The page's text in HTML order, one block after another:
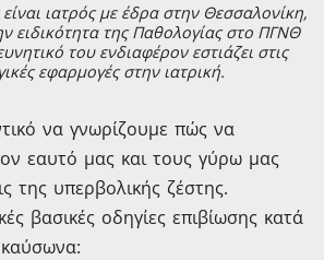
ιατρός με έδρα στην Θεσσαλονίκη,
ειδικότητα της Παθολογίας στο ΠΓΝΘ
του ενδιαφέρον εστιάζει στις
εφαρμογές στην ιατρική.
να γνωρίζουμε πώς να
εαυτό μας και τους γύρω μας
της υπερβολικής ζέστης.
βασικές οδηγίες επιβίωσης κατά